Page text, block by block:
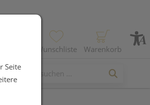
Wunschliste Warenkorb
Seite